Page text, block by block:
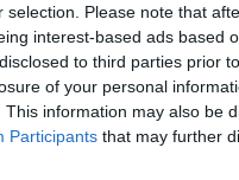
selection. Please note that
interest-based ads based
to third parties prior
of your personal
This information may also be
Participants that may further
competențele și sunt
consultanță și
pregatire, te
managementul